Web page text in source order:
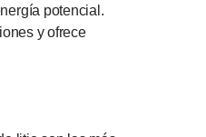
potencial.
y ofrece